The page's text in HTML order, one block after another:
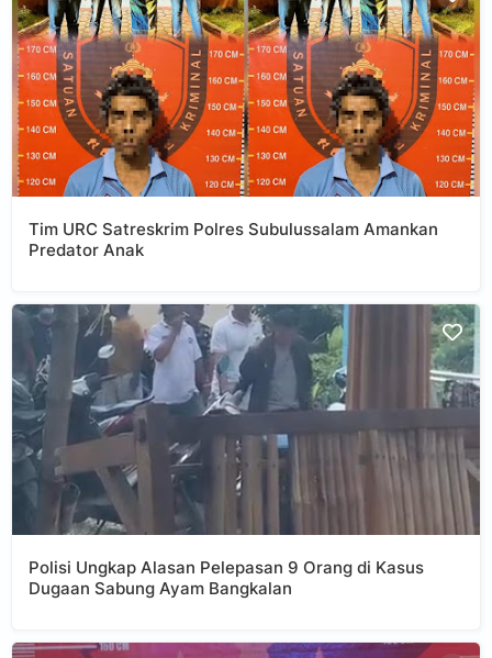
Tim URC Satreskrim Polres Subulussalam Amankan
Predator Anak
Polisi Ungkap Alasan Pelepasan 9 Orang di Kasus
Dugaan Sabung Ayam Bangkalan